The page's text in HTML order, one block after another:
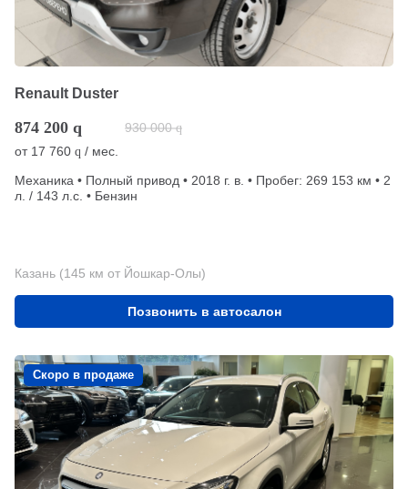
Renault Duster
874 200 q 930 000 q
от 17 760 q / мес.
Механика • Полный привод • 2018 г. в. • Пробег: 269 153 км • 2
л. / 143 л.с. • Бензин
Казань (145 км от Йошкар-Олы)
Позвонить в автосалон
Скоро в продаже